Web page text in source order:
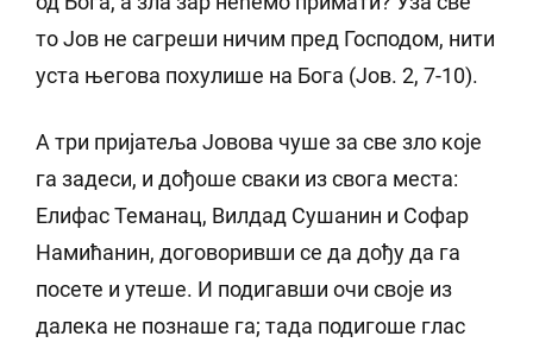
то Јов не сагреши ничим пред Господом, нити
уста његова похулише на Бога (Јов. 2, 7-10).
А три пријатеља Јовова чуше за све зло које
га задеси, и дођоше сваки из свога места:
Елифас Теманац, Вилдад Сушанин и Софар
Намићанин, договоривши се да дођу да га
посете и утеше. И подигавши очи своје из
далека не познаше га; тада подигоше глас